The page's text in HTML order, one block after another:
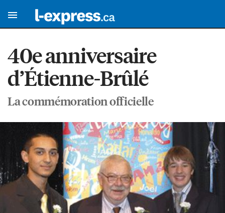
40e anniversaire
d’Étienne-Brûlé
La commémoration officielle